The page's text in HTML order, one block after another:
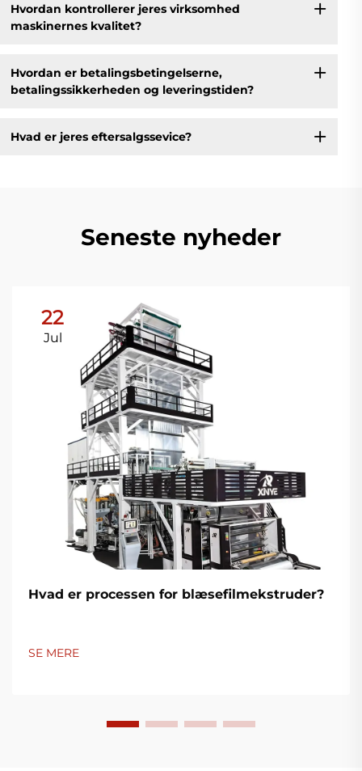
Hvordan kontrollerer jeres virksomhed
maskinernes kvalitet?
Hvordan er betalingsbetingelserne,
betalingssikkerheden og leveringstiden?
Hvad er jeres eftersalgssevice?
Seneste nyheder
22
Jul
Hvad er processen for blæsefilmekstruder?
SE MERE